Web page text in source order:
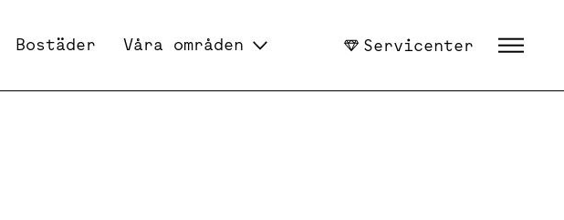
Bostäder Våra områden Servicenter